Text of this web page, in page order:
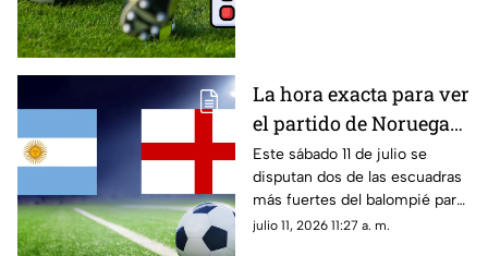
La hora exacta para ver
el partido de Noruega
vs Inglaterra hoy 11 de
julio de la Copa
Mundial de la FIFA
2026™
Este sábado 11 de julio se
disputan dos de las escuadras
más fuertes del balompié para
conseguir su pase a la
julio 11, 2026 11:27 a. m.